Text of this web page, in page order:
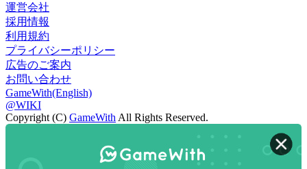
運営会社
採用情報
利用規約
プライバシーポリシー
広告のご案内
お問い合わせ
GameWith(English)
@WIKI
Copyright (C) GameWith All Rights Reserved.